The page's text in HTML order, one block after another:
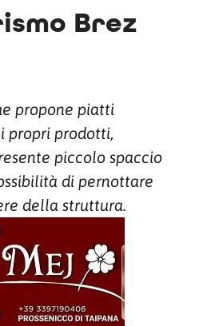
Brez
propone piatti
propri prodotti,
piccolo spaccio
di pernottare
della struttura.